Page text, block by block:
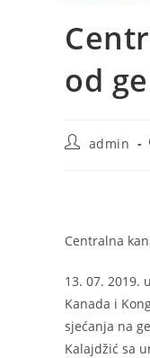
od
Postadmin
Centralna
13. 07. 2019.
Kanada i
sjećanja na
Kalajdžić sa